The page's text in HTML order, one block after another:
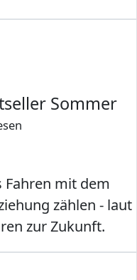
Sommer
Fahren mit dem
zählen - laut
zur Zukunft.